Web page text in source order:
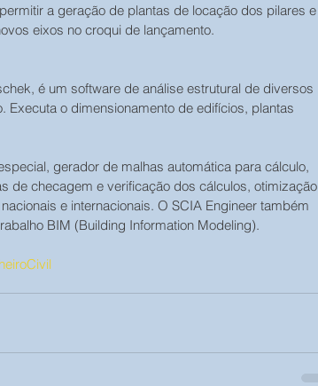
a geração de plantas de locação dos pilares e
eixos no croqui de lançamento.
é um software de análise estrutural de diversos
Executa o dimensionamento de edifícios, plantas
gerador de malhas automática para cálculo,
de checagem e verificação dos cálculos, otimização
e internacionais. O SCIA Engineer também
BIM (Building Information Modeling).